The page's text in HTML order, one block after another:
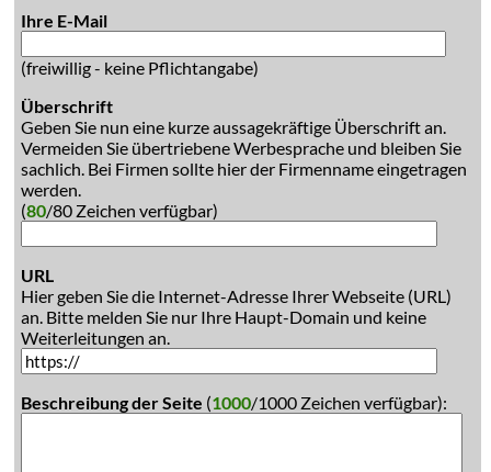
Ihre E-Mail
(freiwillig - keine Pflichtangabe)
Überschrift
Geben Sie nun eine kurze aussagekräftige Überschrift an.
Vermeiden Sie übertriebene Werbesprache und bleiben Sie
sachlich. Bei Firmen sollte hier der Firmenname eingetragen
werden.
(80/80 Zeichen verfügbar)
URL
Hier geben Sie die Internet-Adresse Ihrer Webseite (URL)
an. Bitte melden Sie nur Ihre Haupt-Domain und keine
Weiterleitungen an.
Beschreibung der Seite (1000/1000 Zeichen verfügbar):